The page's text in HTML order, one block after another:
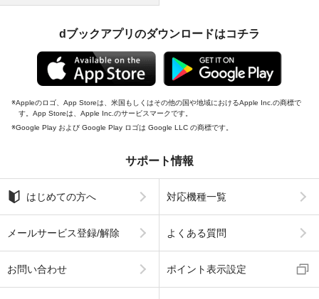
dブックアプリのダウンロードはコチラ
Appleのロゴ、App Storeは、米国もしくはその他の国や地域におけるApple Inc.の商標で
す。App Storeは、Apple Inc.のサービスマークです。
Google Play および Google Play ロゴは Google LLC の商標です。
サポート情報
はじめての方へ 対応機種一覧
メールサービス登録/解除 よくある質問
お問い合わせ ポイント表示設定